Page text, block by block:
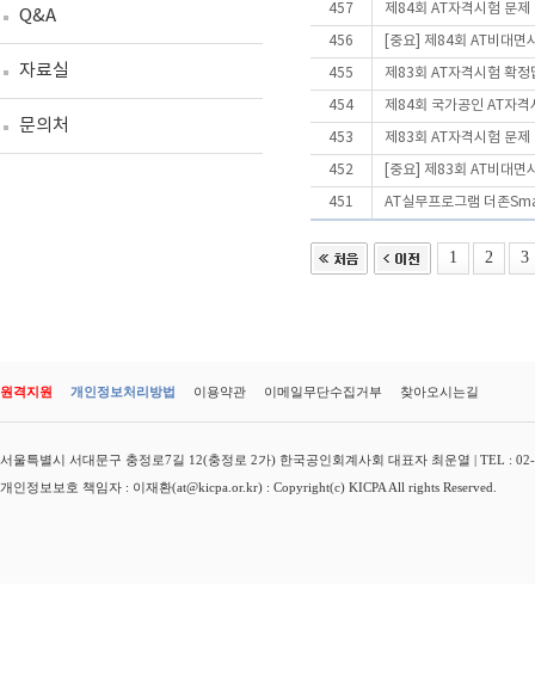
Q&A
자료실
문의처
457 제84회 AT자격시험 문
456 [중요] 제84회 AT비대면
455 제83회 AT자격시험 확정
454 제84회 국가공인 AT자격
453 제83회 AT자격시험 문
452 [중요] 제83회 AT비대면
451 AT실무프로그램 더존
1 2 3
원격지원 개인정보처리방법 이용약관 이메일무단수집거부 찾아오시는길
서울특별시 서대문구 충정로7길 12(충정로 2가) 한국공인회계사회 대표자 최운열 | TEL :
개인정보보호 책임자 : 이재환(at@kicpa.or.kr) : Copyright(c) KICPA All rights Reserved.